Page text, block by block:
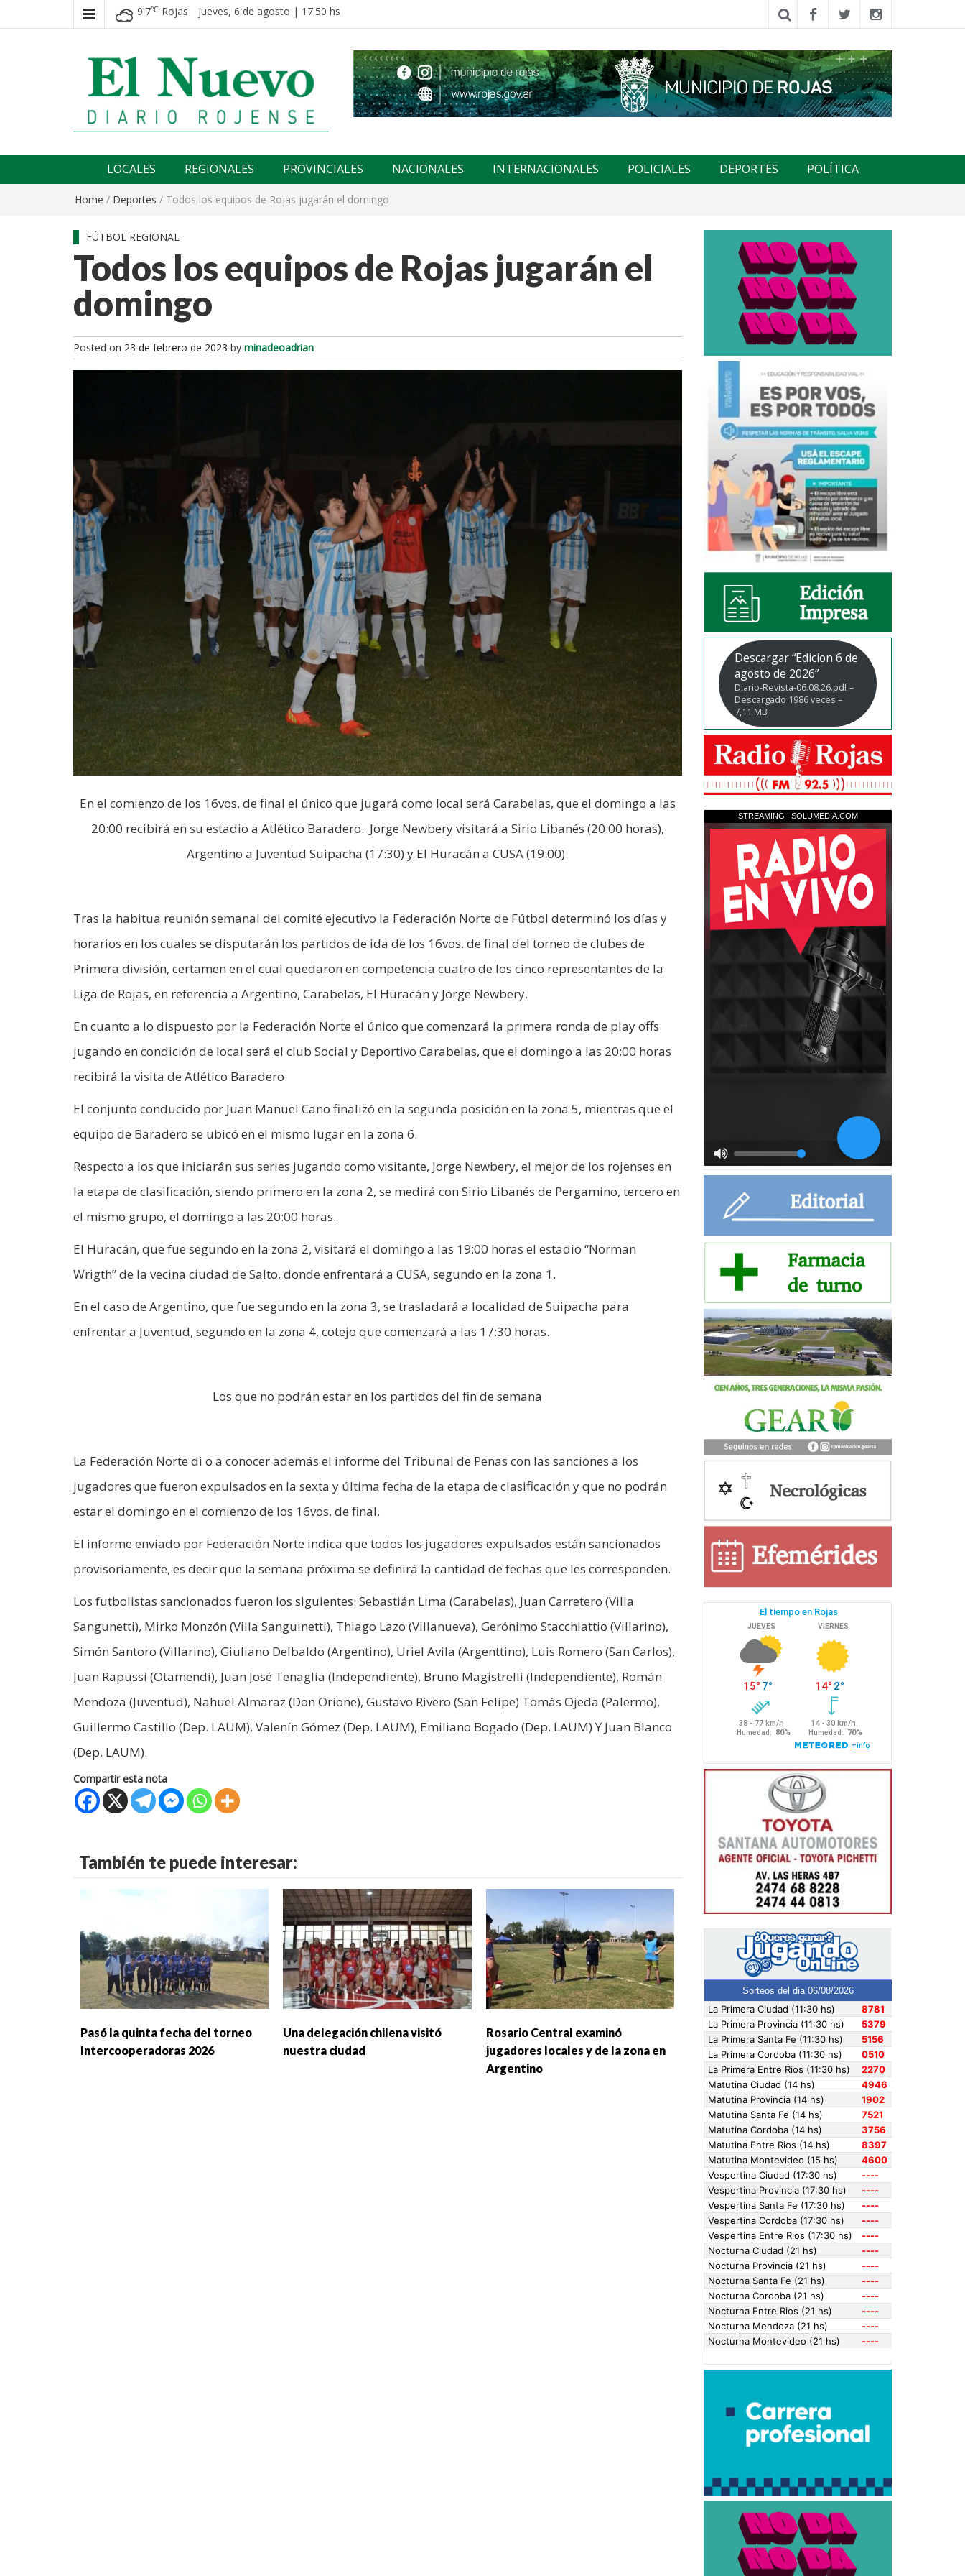
9.7℃ Rojas jueves, 6 de agosto | 17:50 hs
El nuevo rojense
LOCALES REGIONALES PROVINCIALES NACIONALES INTERNACIONALES POLICIALES DEPORTES POLÍTICA
Home / Deportes / Todos los equipos de Rojas jugarán el domingo
FÚTBOL REGIONAL
Todos los equipos de Rojas jugarán el
domingo
Posted on 23 de febrero de 2023 by minadeoadrian
En el comienzo de los 16vos. de final el único que jugará como local será Carabelas, que el domingo a las
20:00 recibirá en su estadio a Atlético Baradero. Jorge Newbery visitará a Sirio Libanés (20:00 horas),
Argentino a Juventud Suipacha (17:30) y El Huracán a CUSA (19:00).
Tras la habitua reunión semanal del comité ejecutivo la Federación Norte de Fútbol determinó los días y
horarios en los cuales se disputarán los partidos de ida de los 16vos. de final del torneo de clubes de
Primera división, certamen en el cual quedaron en competencia cuatro de los cinco representantes de la
Liga de Rojas, en referencia a Argentino, Carabelas, El Huracán y Jorge Newbery.
En cuanto a lo dispuesto por la Federación Norte el único que comenzará la primera ronda de play offs
jugando en condición de local será el club Social y Deportivo Carabelas, que el domingo a las 20:00 horas
recibirá la visita de Atlético Baradero.
El conjunto conducido por Juan Manuel Cano finalizó en la segunda posición en la zona 5, mientras que el
equipo de Baradero se ubicó en el mismo lugar en la zona 6.
Respecto a los que iniciarán sus series jugando como visitante, Jorge Newbery, el mejor de los rojenses en
la etapa de clasificación, siendo primero en la zona 2, se medirá con Sirio Libanés de Pergamino, tercero en
el mismo grupo, el domingo a las 20:00 horas.
El Huracán, que fue segundo en la zona 2, visitará el domingo a las 19:00 horas el estadio “Norman
Wrigth” de la vecina ciudad de Salto, donde enfrentará a CUSA, segundo en la zona 1.
En el caso de Argentino, que fue segundo en la zona 3, se trasladará a localidad de Suipacha para
enfrentar a Juventud, segundo en la zona 4, cotejo que comenzará a las 17:30 horas.
Los que no podrán estar en los partidos del fin de semana
La Federación Norte di o a conocer además el informe del Tribunal de Penas con las sanciones a los
jugadores que fueron expulsados en la sexta y última fecha de la etapa de clasificación y que no podrán
estar el domingo en el comienzo de los 16vos. de final.
El informe enviado por Federación Norte indica que todos los jugadores expulsados están sancionados
provisoriamente, es decir que la semana próxima se definirá la cantidad de fechas que les corresponden.
Los futbolistas sancionados fueron los siguientes: Sebastián Lima (Carabelas), Juan Carretero (Villa
Sangunetti), Mirko Monzón (Villa Sanguinetti), Thiago Lazo (Villanueva), Gerónimo Stacchiattio (Villarino),
Simón Santoro (Villarino), Giuliano Delbaldo (Argentino), Uriel Avila (Argenttino), Luis Romero (San Carlos),
Juan Rapussi (Otamendi), Juan José Tenaglia (Independiente), Bruno Magistrelli (Independiente), Román
Mendoza (Juventud), Nahuel Almaraz (Don Orione), Gustavo Rivero (San Felipe) Tomás Ojeda (Palermo),
Guillermo Castillo (Dep. LAUM), Valenín Gómez (Dep. LAUM), Emiliano Bogado (Dep. LAUM) Y Juan Blanco
(Dep. LAUM).
Compartir esta nota
También te puede interesar:
Pasó la quinta fecha del torneo
Intercooperadoras 2026
Una delegación chilena visitó
nuestra ciudad
Rosario Central examinó
jugadores locales y de la zona en
Argentino
Descargar “Edicion 6 de
agosto de 2026”
Diario-Revista-06.08.26.pdf –
Descargado 1986 veces –
7,11 MB